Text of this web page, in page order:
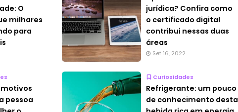
O
milhares
para
jurídica? Confira como
o certificado digital
contribui nessas duas
áreas
Set 16, 2022
pessoa
Curiosidades
Refrigerante: um pouco
de conhecimento desta